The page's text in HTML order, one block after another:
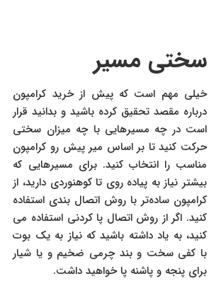
سختی مسیر
خیلی مهم است که پیش از خرید کرامپون
درباره مقصد تحقیق کرده باشید و بدانید قرار
است در چه مسیرهایی با چه میزان سختی
حرکت کنید تا بر اساس میر پیش رو کرامپون
مناسب را انتخاب کنید. برای مسیرهایی که
بیشتر نیاز به پیاده روی تا کوهنوردی دارید، از
کرامپون ساده‌تر با روش اتصال بندی استفاده
کنید. اگر از روش اتصال پا کردنی استفاده می
کنید، به یاد داشته باشید که نیاز به یک بوت
با کفی سخت و بند چرمی ضخیم و یا شیار
برای پنجه و پاشنه پا خواهید داشت.